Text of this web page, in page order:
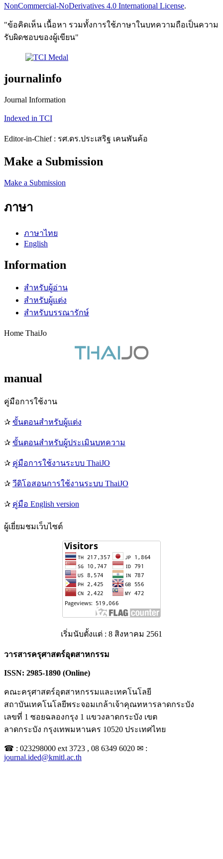
NonCommercial-NoDerivatives 4.0 International License.
"ข้อคิดเห็น เนื้อหา รวมทั้งการใช้ภาษาในบทความถือเป็นความ
รับผิดชอบของผู้เขียน"
journalinfo
Journal Information
Indexed in TCI
Editor-in-Chief : รศ.ดร.ประเสริฐ เคนพันค้อ
Make a Submission
Make a Submission
ภาษา
ภาษาไทย
English
Information
สำหรับผู้อ่าน
สำหรับผู้แต่ง
สำหรับบรรณารักษ์
Home ThaiJo
manual
คู่มือการใช้งาน
✰ ขั้นตอนสำหรับผู้แต่ง
✰ ขั้นตอนสำหรับผู้ประเมินบทความ
✰ คู่มือการใช้งานระบบ ThaiJO
✰ วีดิโอสอนการใช้งานระบบ ThaiJO
✰ คู่มือ English version
ผู้เยี่ยมชมเว็บไซต์
เริ่มนับตั้งแต่ : 8 สิงหาคม 2561
วารสารครุศาสตร์อุตสาหกรรม
ISSN: 2985-1890 (Online)
คณะครุศาสตร์อุตสาหกรรมและเทคโนโลยี
สถาบันเทคโนโลยีพระจอมเกล้าเจ้าคุณทหารลาดกระบัง
เลขที่ 1 ซอยฉลองกรุง 1 แขวงลาดกระบัง เขต
ลาดกระบัง กรุงเทพมหานคร 10520 ประเทศไทย
☎ : 023298000 ext 3723 , 08 6349 6020 ✉ :
journal.ided@kmitl.ac.th